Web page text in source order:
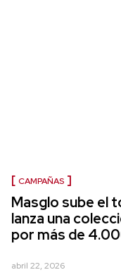
CAMPAÑAS
Masglo sube el
lanza una
por más de
abril 22, 2026